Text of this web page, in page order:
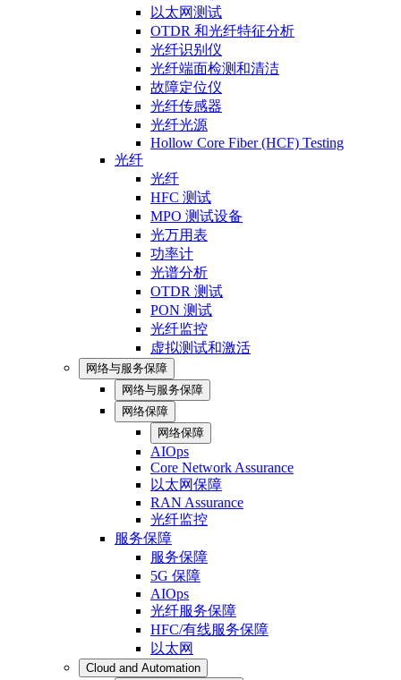
以太网测试
OTDR 和光纤特征分析
光纤识别仪
光纤端面检测和清洁
故障定位仪
光纤传感器
光纤光源
Hollow Core Fiber (HCF) Testing
光纤
光纤
HFC 测试
MPO 测试设备
光万用表
功率计
光谱分析
OTDR 测试
PON 测试
光纤监控
虚拟测试和激活
网络与服务保障
网络与服务保障
网络保障
网络保障
AIOps
Core Network Assurance
以太网保障
RAN Assurance
光纤监控
服务保障
服务保障
5G 保障
AIOps
光纤服务保障
HFC/有线服务保障
以太网
Cloud and Automation